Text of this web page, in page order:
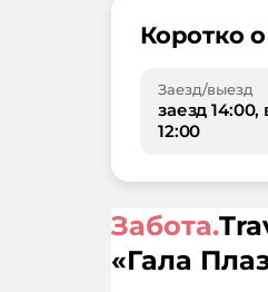
Коротко
Заезд/выезд
заезд 14:00,
12:00
Забота.
«Гала